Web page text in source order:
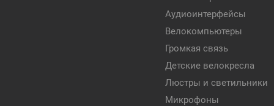
Аудиоинтерфейсы
Велокомпьютеры
Громкая связь
Детские велокресла
Люстры и светильники
Микрофоны